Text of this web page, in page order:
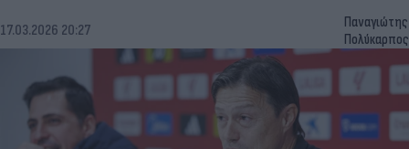
17.03.2026 20:27
Παναγιώτης
Πολύκαρπος